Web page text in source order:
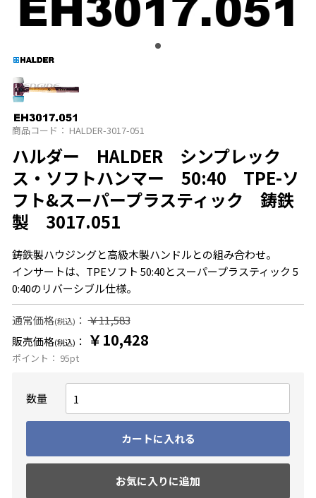
商品コード： HALDER-3017-051
ハルダー HALDER シンプレック
ス・ソフトハンマー 50:40 TPE-ソ
フト&スーパープラスティック 鋳鉄
製 3017.051
鋳鉄製ハウジングと高級木製ハンドルとの組み合わせ。
インサートは、TPEソフト 50:40とスーパープラスティック 5
0:40のリバーシブル仕様。
通常価格(税込) ：￥11,583
販売価格(税込) ： ￥10,428
ポイント： 95pt
数量
カートに入れる
お気に入りに追加